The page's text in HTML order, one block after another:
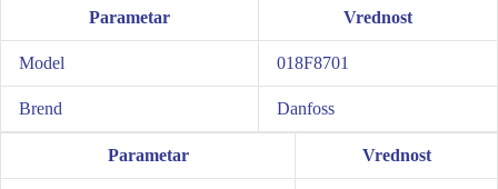
Parametar Vrednost
Model 018F8701
Brend Danfoss
Parametar Vrednost